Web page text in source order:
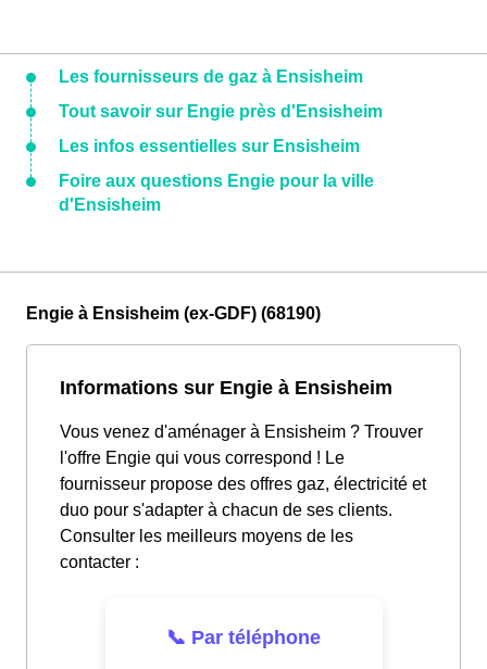
Les fournisseurs de gaz à Ensisheim
Tout savoir sur Engie près d'Ensisheim
Les infos essentielles sur Ensisheim
Foire aux questions Engie pour la ville
d'Ensisheim
Engie à Ensisheim (ex-GDF) (68190)
Informations sur Engie à Ensisheim
Vous venez d'aménager à Ensisheim ? Trouver
l'offre Engie qui vous correspond ! Le
fournisseur propose des offres gaz, électricité et
duo pour s'adapter à chacun de ses clients.
Consulter les meilleurs moyens de les
contacter :
📞 Par téléphone